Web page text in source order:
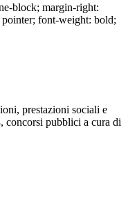
block; margin-right:
font-weight: bold;
prestazioni sociali e
concorsi pubblici a cura di